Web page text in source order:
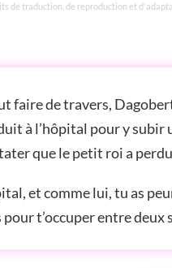
de traduction, de reproduction et
faire de travers,
à l’hôpital pour y
que le petit roi a
et comme lui, tu as
t’occuper entre deux